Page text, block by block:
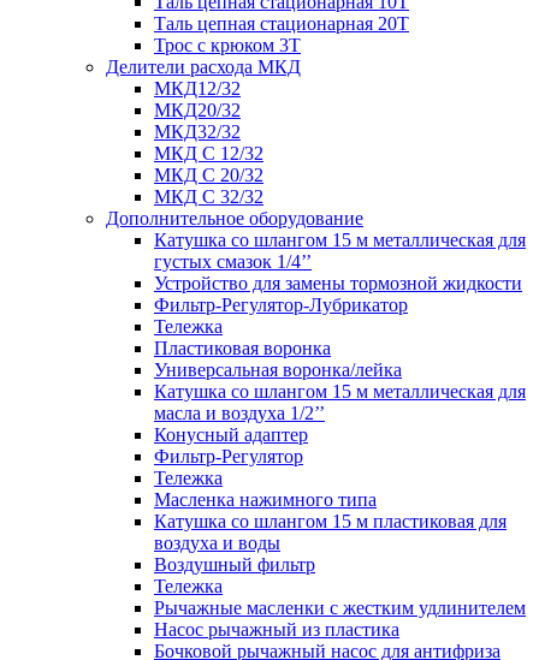
Таль цепная стационарная 20Т
Трос с крюком 3Т
Делители расхода МКД
МКД12/32
МКД20/32
МКД32/32
МКД С 12/32
МКД С 20/32
МКД С 32/32
Дополнительное оборудование
Катушка со шлангом 15 м металлическая для
густых смазок 1/4’’
Устройство для замены тормозной жидкости
Фильтр-Регулятор-Лубрикатор
Тележка
Пластиковая воронка
Универсальная воронка/лейка
Катушка со шлангом 15 м металлическая для
масла и воздуха 1/2’’
Конусный адаптер
Фильтр-Регулятор
Тележка
Масленка нажимного типа
Катушка со шлангом 15 м пластиковая для
воздуха и воды
Воздушный фильтр
Тележка
Рычажные масленки с жестким удлинителем
Насос рычажный из пластика
Бочковой рычажный насос для антифриза